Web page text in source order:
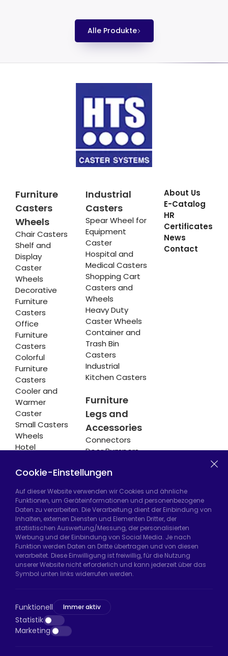
Alle Produkte
Furniture
Casters
Wheels
Chair Casters
Shelf and
Display
Caster
Wheels
Decorative
Furniture
Casters
Office
Furniture
Casters
Colorful
Furniture
Casters
Cooler and
Warmer
Caster
Small Casters
Wheels
Hotel
Casters
Industrial
Casters
Spear Wheel for
Equipment
Caster
Hospital and
Medical Casters
Shopping Cart
Casters and
Wheels
Heavy Duty
Caster Wheels
Container and
Trash Bin
Casters
Industrial
Kitchen Casters
Furniture
Legs and
Accessories
Connectors
Door Bumpers
About Us
E-Catalog
HR
Certificates
News
Contact
Hadımköy Fabrik:Atatürk Sanayi Bölgesi,
Uzunçayır Caddesi, No:11 Hadımköy, 34555
Arnavutköy/İstanbul
Telefon: +90 212 640 66 46
E-Mail: export@htsteker.com
D:a, 34045 Bayrampaşa/İstanbul
Telefon:+90 530 044 64 87
E-Mail: info@htsteker.com
Cookie-Einstellungen
Auf dieser Website verwenden wir Cookies und ähnliche
Funktionen, um Geräteinformationen und personenbezogene
Daten zu verarbeiten. Die Verarbeitung dient der Einbindung von
Inhalten, externen Diensten und Elementen Dritter, der
statistischen Auswertung/Messung, der personalisierten
Werbung und der Einbindung von Social Media. Je nach
Funktion werden Daten an Dritte übertragen und von diesen
verarbeitet. Diese Einwilligung ist freiwillig, für die Nutzung
unserer Website nicht erforderlich und kann jederzeit über das
Symbol unten links widerrufen werden.
Funktionell Immer aktiv
Statistik
Marketing